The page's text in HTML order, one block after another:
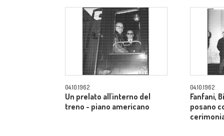
04.10.1962
Un prelato all'interno del
treno - piano americano
04.10.1962
Fanfani,
posano